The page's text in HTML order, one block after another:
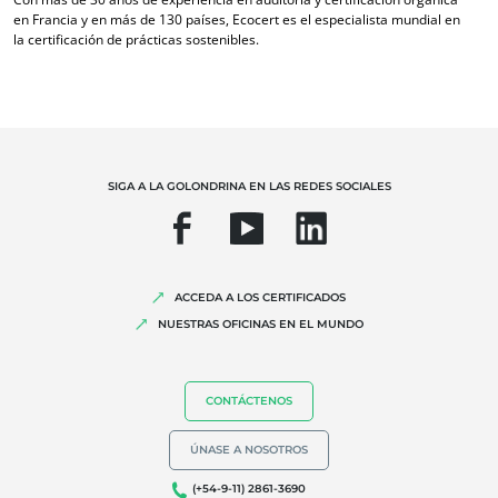
Alegaciones medioambientales
en Francia y en más de 130 países, Ecocert es el especialista mundial en
la certificación de prácticas sostenibles.
SIGA A LA GOLONDRINA EN LAS REDES SOCIALES
ACCEDA A LOS CERTIFICADOS
NUESTRAS OFICINAS EN EL MUNDO
CONTÁCTENOS
ÚNASE A NOSOTROS
(+54-9-11) 2861-3690